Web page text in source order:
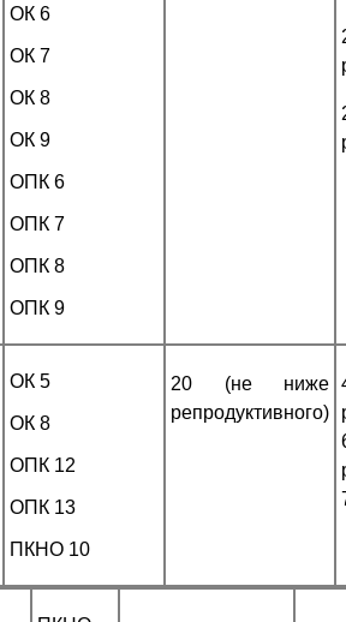
ОК 6
ОК 7
ОК 8
ОК 9
ОПК 6
ОПК 7
ОПК 8
ОПК 9
ОК 5
ОК 8
ОПК 12
ОПК 13
ПКНО 10
20 (не ниже
репродуктивного)